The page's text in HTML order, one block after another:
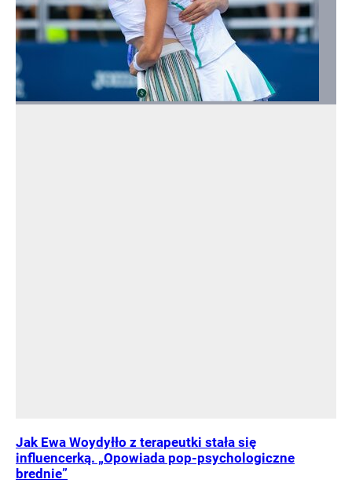
Jak Ewa Woydyłło z terapeutki stała się
influencerką. „Opowiada pop-psychologiczne
brednie”